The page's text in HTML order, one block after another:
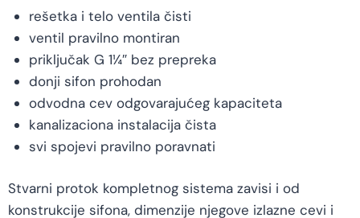
rešetka i telo ventila čisti
ventil pravilno montiran
priključak G 1¼″ bez prepreka
donji sifon prohodan
odvodna cev odgovarajućeg kapaciteta
kanalizaciona instalacija čista
svi spojevi pravilno poravnati
Stvarni protok kompletnog sistema zavisi i od
konstrukcije sifona, dimenzije njegove izlazne cevi i